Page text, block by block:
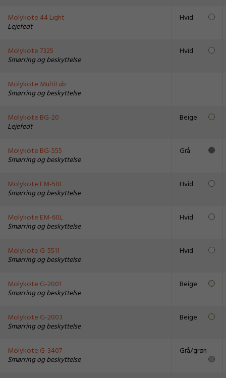
Molykote 44 Light
Lejefedt
Hvid
Molykote 7325
Smørring og beskyttelse
Hvid
Molykote MultiLub
Smørring og beskyttelse
Molykote BG-20
Lejefedt
Beige
Molykote BG-555
Smørring og beskyttelse
Grå
Molykote EM-50L
Smørring og beskyttelse
Hvid
Molykote EM-60L
Smørring og beskyttelse
Hvid
Molykote G-5511
Smørring og beskyttelse
Hvid
Molykote G-2001
Smørring og beskyttelse
Beige
Molykote G-2003
Smørring og beskyttelse
Beige
Molykote G-3407
Smørring og beskyttelse
Grå/grøn